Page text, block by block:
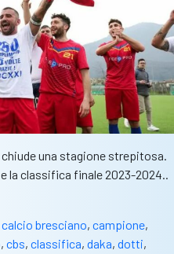
una stagione strepitosa.
la classifica finale 2023-2024..
calcio bresciano, campione,
, cbs, classifica, daka, dotti,